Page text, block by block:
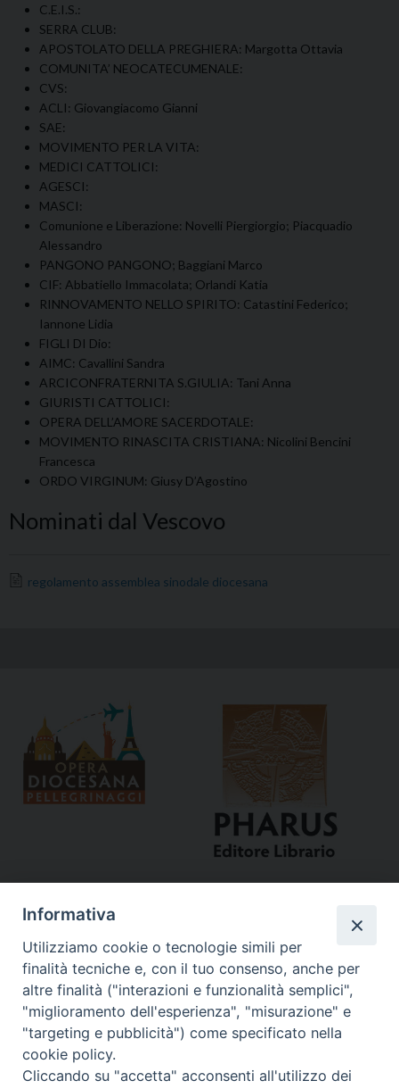
C.E.I.S.:
SERRA CLUB:
APOSTOLATO DELLA PREGHIERA: Margotta Ottavia
COMUNITA’ NEOCATECUMENALE:
CVS:
ACLI: Giovangiacomo Gianni
SAE:
MOVIMENTO PER LA VITA:
MEDICI CATTOLICI:
AGESCI:
MASCI:
Comunione e Liberazione: Novelli Piergiorgio; Piacquadio
Alessandro
PANGONO PANGONO; Baggiani Marco
CIF: Abbatiello Immacolata; Orlandi Katia
RINNOVAMENTO NELLO SPIRITO: Catastini Federico;
Iannone Lidia
FIGLI DI Dio:
AIMC: Cavallini Sandra
ARCICONFRATERNITA S.GIULIA: Tani Anna
GIURISTI CATTOLICI:
OPERA DELL’AMORE SACERDOTALE:
MOVIMENTO RINASCITA CRISTIANA: Nicolini Bencini
Francesca
ORDO VIRGINUM: Giusy D’Agostino
Nominati dal Vescovo
regolamento assemblea sinodale diocesana
Curia
Via del Seminario, 61 - 57122 Livorno LI
Informativa
Utilizziamo cookie o tecnologie simili per
finalità tecniche e, con il tuo consenso, anche per
altre finalità ("interazioni e funzionalità semplici",
"miglioramento dell'esperienza", "misurazione" e
"targeting e pubblicità") come specificato nella
cookie policy.
Cliccando su "accetta" acconsenti all'utilizzo dei